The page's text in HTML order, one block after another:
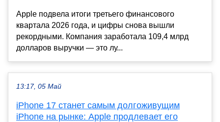
Apple подвела итоги третьего финансового
квартала 2026 года, и цифры снова вышли
рекордными. Компания заработала 109,4 млрд
долларов выручки — это лу...
13:17, 05 Май
iPhone 17 станет самым долгоживущим
iPhone на рынке: Apple продлевает его